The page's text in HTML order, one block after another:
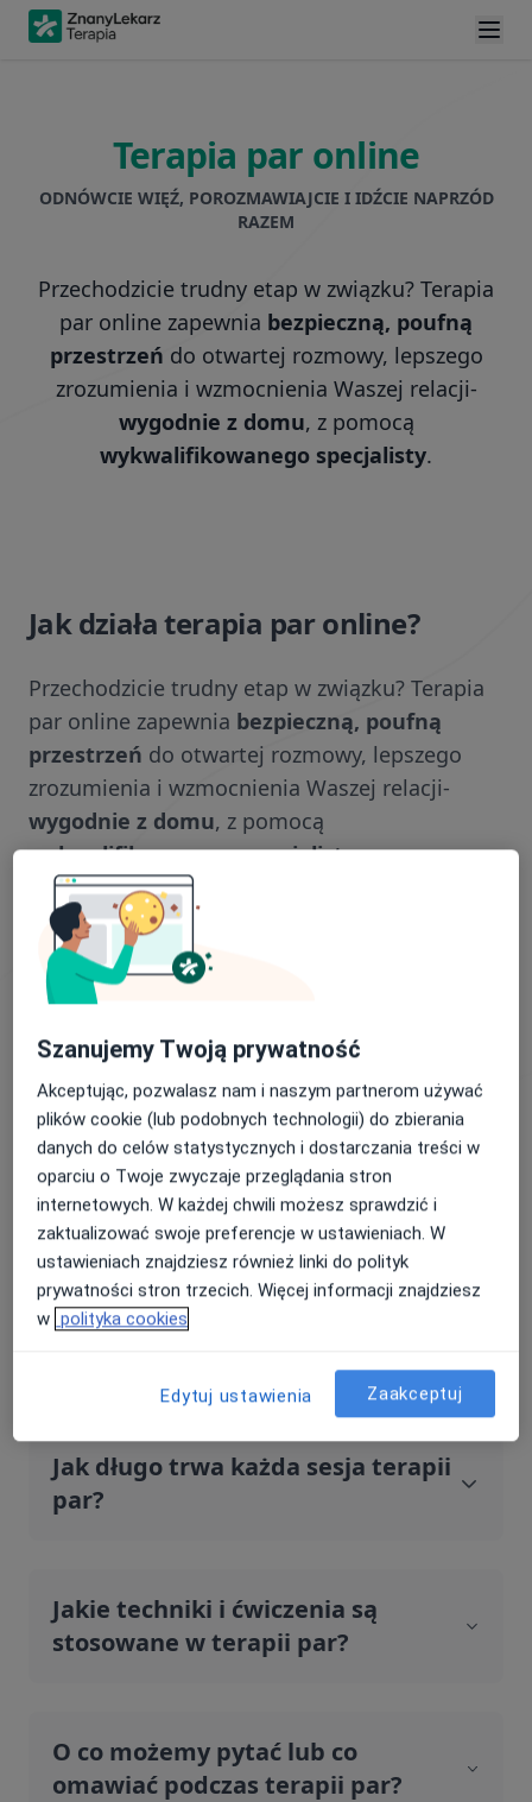
Terapia par online
ODNÓWCIE WIĘŹ, POROZMAWIAJCIE I IDŹCIE NAPRZÓD
RAZEM
Przechodzicie trudny etap w związku? Terapia
par online zapewnia bezpieczną, poufną
przestrzeń do otwartej rozmowy, lepszego
zrozumienia i wzmocnienia Waszej relacji-
wygodnie z domu, z pomocą
wykwalifikowanego specjalisty.
Jak działa terapia par online?
Przechodzicie trudny etap w związku? Terapia
par online zapewnia bezpieczną, poufną
przestrzeń do otwartej rozmowy, lepszego
zrozumienia i wzmocnienia Waszej relacji-
wygodnie z domu, z pomocą
wykwalifikowanego specjalisty.
Najczęściej zadawane pytania o
terapię par online
Kiedy warto rozważyć terapię
par?
Czy terapia par jest skuteczna?
Ile sesji terapii par jest zazwyczaj
Jak długo trwa każda sesja terapii
par?
Jakie techniki i ćwiczenia są
stosowane w terapii par?
O co możemy pytać lub co
omawiać podczas terapii par?
Szanujemy Twoją prywatność
Akceptując, pozwalasz nam i naszym partnerom używać
plików cookie (lub podobnych technologii) do zbierania
danych do celów statystycznych i dostarczania treści w
oparciu o Twoje zwyczaje przeglądania stron
internetowych. W każdej chwili możesz sprawdzić i
zaktualizować swoje preferencje w ustawieniach. W
ustawieniach znajdziesz również linki do polityk
prywatności stron trzecich. Więcej informacji znajdziesz
w polityka cookies
Edytuj ustawienia Zaakceptuj